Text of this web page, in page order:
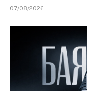
07/08/2026